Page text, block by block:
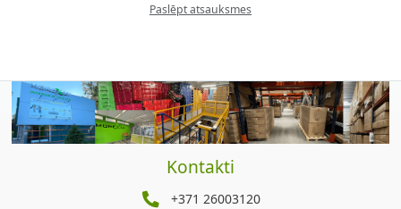
Paslēpt atsauksmes
Kontakti
+371 26003120